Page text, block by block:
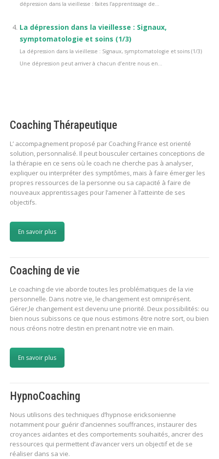
dépression dans la vieillesse : faites l’apprentissage de...
La dépression dans la vieillesse : Signaux,
symptomatologie et soins (1/3)
La dépression dans la vieillesse : Signaux, symptomatologie et soins (1/3)
Une dépression peut arriver à chacun d’entre nous en...
Coaching Thérapeutique
L’ accompagnement proposé par Coaching France est orienté
solution, personnalisé. Il peut bousculer certaines conceptions de
la thérapie en ce sens où le coach ne cherche pas à analyser,
expliquer ou interpréter des symptômes, mais à faire émerger les
propres ressources de la personne ou sa capacité à faire de
nouveaux apprentissages pour l’amener à l’atteinte de ses
objectifs.
En savoir plus
Coaching de vie
Le coaching de vie aborde toutes les problématiques de la vie
personnelle. Dans notre vie, le changement est omniprésent.
Gérer,le changement est devenu une priorité. Deux possibilités: ou
bien nous subissons ce que nous estimons être notre sort, ou bien
nous créons notre destin en prenant notre vie en main.
En savoir plus
HypnoCoaching
Nous utilisons des techniques d’hypnose ericksonienne
notamment pour guérir d’anciennes souffrances, instaurer des
croyances aidantes et des comportements souhaités, ancrer des
ressources qui permettent d’avancer vers un objectif et de se
réaliser dans sa vie.